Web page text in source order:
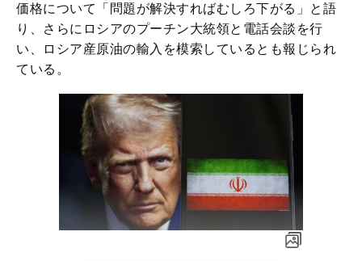
価格について「問題が解決すればむしろ下がる」と語
り、さらにロシアのプーチン大統領と電話会談を行
い、ロシア産原油の輸入を模索しているとも報じられ
ている。